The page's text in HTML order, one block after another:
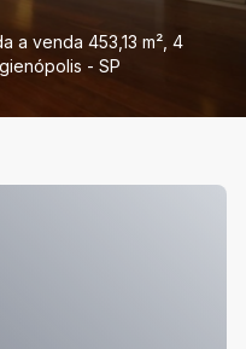
a venda 453,13 m², 4
- SP